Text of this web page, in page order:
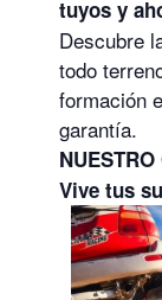
tuyos y
Descubre
todo
formación
garantía.
Vive tus